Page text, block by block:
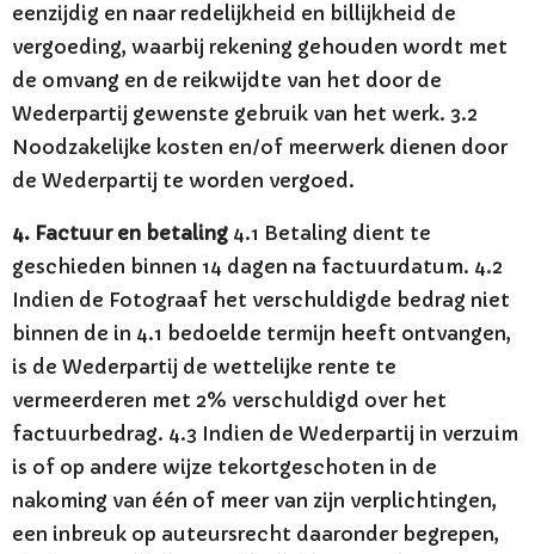
eenzijdig en naar redelijkheid en billijkheid de
vergoeding, waarbij rekening gehouden wordt met
de omvang en de reikwijdte van het door de
Wederpartij gewenste gebruik van het werk. 3.2
Noodzakelijke kosten en/of meerwerk dienen door
de Wederpartij te worden vergoed.
4. Factuur en betaling 4.1 Betaling dient te
geschieden binnen 14 dagen na factuurdatum. 4.2
Indien de Fotograaf het verschuldigde bedrag niet
binnen de in 4.1 bedoelde termijn heeft ontvangen,
is de Wederpartij de wettelijke rente te
vermeerderen met 2% verschuldigd over het
factuurbedrag. 4.3 Indien de Wederpartij in verzuim
is of op andere wijze tekortgeschoten in de
nakoming van één of meer van zijn verplichtingen,
een inbreuk op auteursrecht daaronder begrepen,